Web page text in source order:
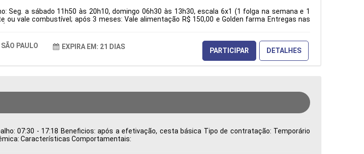
Seg. a sábado 11h50 às 20h10, domingo 06h30 às 13h30, escala 6x1 (1 folga na semana e 1
vale combustível; após 3 meses: Vale alimentação R$ 150,00 e Golden farma Entregas nas
PAULO EXPIRA EM: 21 DIAS PARTICIPAR DETALHES
07:30 - 17:18 Beneficios: após a efetivação, cesta básica Tipo de contratação: Temporário
Características Comportamentais: